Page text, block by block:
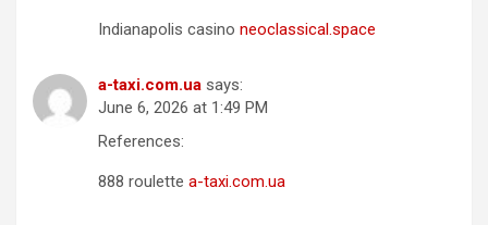
Indianapolis casino neoclassical.space
a-taxi.com.ua says:
June 6, 2026 at 1:49 PM
References:
888 roulette a-taxi.com.ua